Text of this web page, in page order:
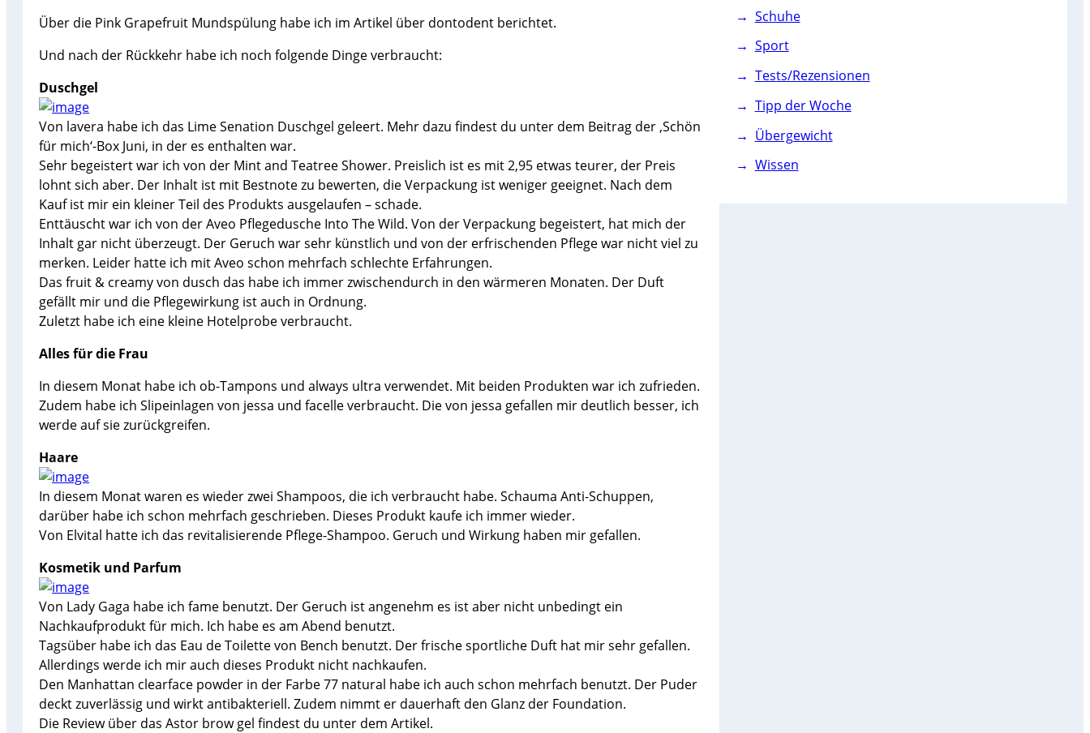
Über die Pink Grapefruit Mundspülung habe ich im Artikel über dontodent berichtet.
Und nach der Rückkehr habe ich noch folgende Dinge verbraucht:
Duschgel
Von lavera habe ich das Lime Senation Duschgel geleert. Mehr dazu findest du unter dem Beitrag der ‚Schön
für mich‘-Box Juni, in der es enthalten war.
Sehr begeistert war ich von der Mint and Teatree Shower. Preislich ist es mit 2,95 etwas teurer, der Preis
lohnt sich aber. Der Inhalt ist mit Bestnote zu bewerten, die Verpackung ist weniger geeignet. Nach dem
Kauf ist mir ein kleiner Teil des Produkts ausgelaufen – schade.
Enttäuscht war ich von der Aveo Pflegedusche Into The Wild. Von der Verpackung begeistert, hat mich der
Inhalt gar nicht überzeugt. Der Geruch war sehr künstlich und von der erfrischenden Pflege war nicht viel zu
merken. Leider hatte ich mit Aveo schon mehrfach schlechte Erfahrungen.
Das fruit & creamy von dusch das habe ich immer zwischendurch in den wärmeren Monaten. Der Duft
gefällt mir und die Pflegewirkung ist auch in Ordnung.
Zuletzt habe ich eine kleine Hotelprobe verbraucht.
Alles für die Frau
In diesem Monat habe ich ob-Tampons und always ultra verwendet. Mit beiden Produkten war ich zufrieden.
Zudem habe ich Slipeinlagen von jessa und facelle verbraucht. Die von jessa gefallen mir deutlich besser, ich
werde auf sie zurückgreifen.
Haare
In diesem Monat waren es wieder zwei Shampoos, die ich verbraucht habe. Schauma Anti-Schuppen,
darüber habe ich schon mehrfach geschrieben. Dieses Produkt kaufe ich immer wieder.
Von Elvital hatte ich das revitalisierende Pflege-Shampoo. Geruch und Wirkung haben mir gefallen.
Kosmetik und Parfum
Von Lady Gaga habe ich fame benutzt. Der Geruch ist angenehm es ist aber nicht unbedingt ein
Nachkaufprodukt für mich. Ich habe es am Abend benutzt.
Tagsüber habe ich das Eau de Toilette von Bench benutzt. Der frische sportliche Duft hat mir sehr gefallen.
Allerdings werde ich mir auch dieses Produkt nicht nachkaufen.
Den Manhattan clearface powder in der Farbe 77 natural habe ich auch schon mehrfach benutzt. Der Puder
deckt zuverlässig und wirkt antibakteriell. Zudem nimmt er dauerhaft den Glanz der Foundation.
Die Review über das Astor brow gel findest du unter dem Artikel.
Schuhe
Sport
Tests/Rezensionen
Tipp der Woche
Übergewicht
Wissen